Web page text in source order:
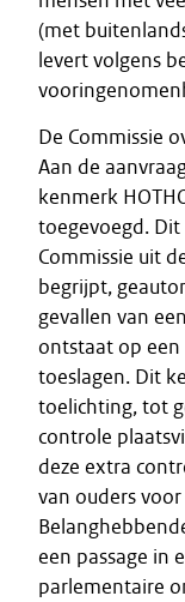
(met
levert volgens
De Commissie
Aan de
kenmerk
toegevoegd.
Commissie uit
begrijpt,
gevallen van
ontstaat op
toeslagen. Dit
toelichting, tot
controle
deze extra
van ouders
een passage in
parlementaire